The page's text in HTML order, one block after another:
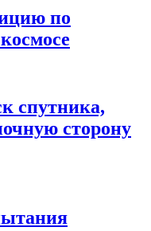
по
спутника,
сторону